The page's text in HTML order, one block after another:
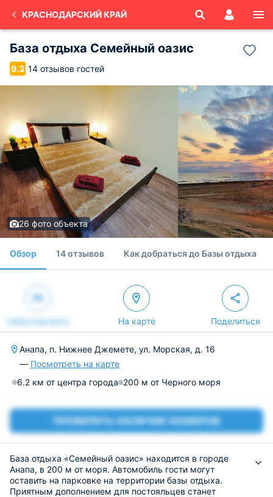
КРАСНОДАРСКИЙ КРАЙ
База отдыха Семейный оазис
9.3 14 отзывов гостей
26 фото объекта
Обзор 14 отзывов Как добраться до Базы отдыха
Забронировать На карте Поделиться
Анапа, п. Нижнее Джемете, ул. Морская, д. 16
— Посмотреть на карте
6.2 км от центра города 200 м от Черного моря
ПРОВЕРИТЬ НАЛИЧИЕ НОМЕРОВ
База отдыха «Семейный оазис» находится в городе
Анапа, в 200 м от моря. Автомобиль гости могут
оставить на парковке на территории базы отдыха.
Приятным дополнением для постояльцев станет